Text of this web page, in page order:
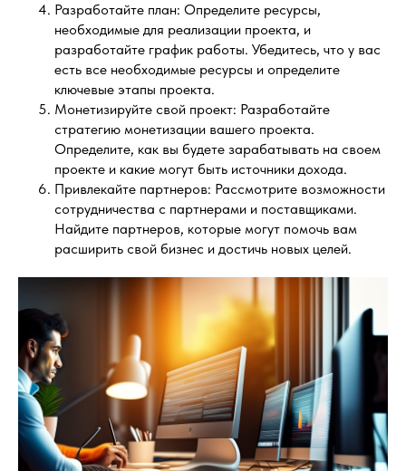
Разработайте план: Определите ресурсы,
необходимые для реализации проекта, и
разработайте график работы. Убедитесь, что у вас
есть все необходимые ресурсы и определите
ключевые этапы проекта.
Монетизируйте свой проект: Разработайте
стратегию монетизации вашего проекта.
Определите, как вы будете зарабатывать на своем
проекте и какие могут быть источники дохода.
Привлекайте партнеров: Рассмотрите возможности
сотрудничества с партнерами и поставщиками.
Найдите партнеров, которые могут помочь вам
расширить свой бизнес и достичь новых целей.